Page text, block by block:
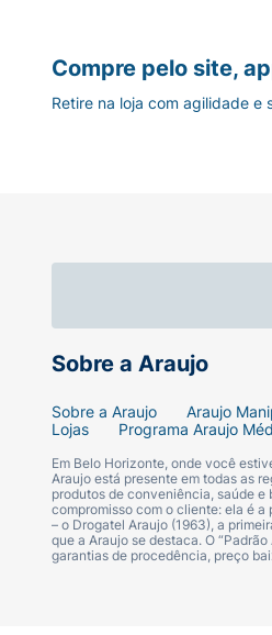
Sobre a Araujo
Sobre a Araujo Araujo
Lojas
Programa Araujo
Em Belo Horizonte, onde você
Araujo está presente em todas as
produtos de conveniência, saúde e
compromisso com o cliente: ela é
– o Drogatel Araujo (1963), a
que a Araujo se destaca. O
garantias de procedência, preço
Compre pelo site,
Retire na loja com agilidade e